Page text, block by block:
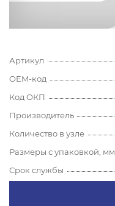
Артикул
OEM-код
Код ОКП
Производитель
Количество в узле
Размеры с упаковкой, мм
Срок службы